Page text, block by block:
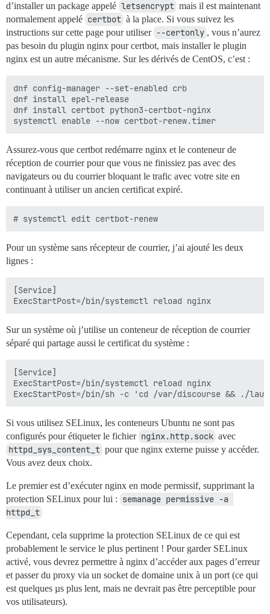
d’installer un package appelé letsencrypt mais il est maintenant
normalement appelé certbot à la place. Si vous suivez les
instructions sur cette page pour utiliser --certonly , vous n’aurez
pas besoin du plugin nginx pour certbot, mais installer le plugin
nginx est un autre mécanisme. Sur les dérivés de CentOS, c’est :
dnf config-manager --set-enabled crb
dnf install epel-release
dnf install certbot python3-certbot-nginx
Assurez-vous que certbot redémarre nginx et le conteneur de
réception de courrier pour que vous ne finissiez pas avec des
navigateurs ou du courrier bloquant le trafic avec votre site en
continuant à utiliser un ancien certificat expiré.
Pour un système sans récepteur de courrier, j’ai ajouté les deux
lignes :
[Service]
Sur un système où j’utilise un conteneur de réception de courrier
séparé qui partage aussi le certificat du système :
[Service]
ExecStartPost=/bin/systemctl reload nginx
Si vous utilisez SELinux, les conteneurs Ubuntu ne sont pas
configurés pour étiqueter le fichier nginx.http.sock avec
httpd_sys_content_t pour que nginx externe puisse y accéder.
Vous avez deux choix.
Le premier est d’exécuter nginx en mode permissif, supprimant la
protection SELinux pour lui : semanage permissive -a
httpd_t
Cependant, cela supprime la protection SELinux de ce qui est
probablement le service le plus pertinent ! Pour garder SELinux
activé, vous devrez permettre à nginx d’accéder aux pages d’erreur
et passer du proxy via un socket de domaine unix à un port (ce qui
est quelques µs plus lent, mais ne devrait pas être perceptible pour
vos utilisateurs).